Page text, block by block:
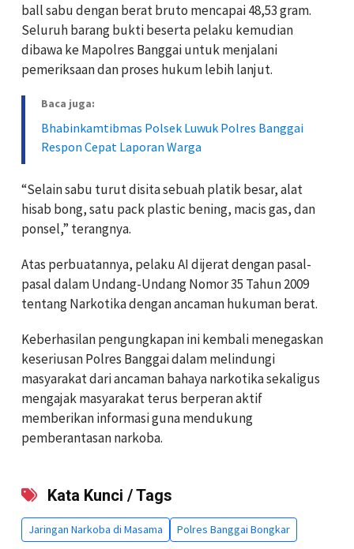
ball sabu dengan berat bruto mencapai 48,53 gram.
Seluruh barang bukti beserta pelaku kemudian
dibawa ke Mapolres Banggai untuk menjalani
pemeriksaan dan proses hukum lebih lanjut.
Baca juga:
Bhabinkamtibmas Polsek Luwuk Polres Banggai
Respon Cepat Laporan Warga
“Selain sabu turut disita sebuah platik besar, alat
hisab bong, satu pack plastic bening, macis gas, dan
ponsel,” terangnya.
Atas perbuatannya, pelaku AI dijerat dengan pasal-
pasal dalam Undang-Undang Nomor 35 Tahun 2009
tentang Narkotika dengan ancaman hukuman berat.
Keberhasilan pengungkapan ini kembali menegaskan
keseriusan Polres Banggai dalam melindungi
masyarakat dari ancaman bahaya narkotika sekaligus
mengajak masyarakat terus berperan aktif
memberikan informasi guna mendukung
pemberantasan narkoba.
Kata Kunci / Tags
Jaringan Narkoba di Masama Polres Banggai Bongkar